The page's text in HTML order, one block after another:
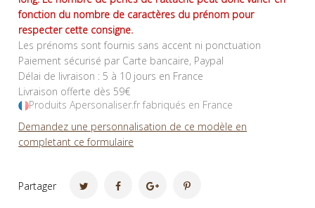
fonction du nombre de caractères du prénom pour
respecter cette consigne.
Les prénoms sont fournis sans accent ni ponctuation
Paiement sécurisé par Carte bancaire, Paypal
Délai de livraison : 5 à 10 jours en France
Livraison offerte dès 59€
Produits Apersonaliser.fr fabriqués en France
Demandez une personnalisation de ce modèle en
completant ce formulaire
Partager